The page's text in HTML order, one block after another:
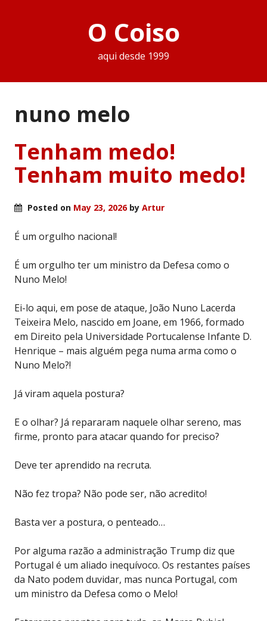
O Coiso
aqui desde 1999
nuno melo
Tenham medo!
Tenham muito medo!
Posted on May 23, 2026by Artur
É um orgulho nacional!
É um orgulho ter um ministro da Defesa como o
Nuno Melo!
Ei-lo aqui, em pose de ataque, João Nuno Lacerda
Teixeira Melo, nascido em Joane, em 1966, formado
em Direito pela Universidade Portucalense Infante D.
Henrique – mais alguém pega numa arma como o
Nuno Melo?!
Já viram aquela postura?
E o olhar? Já repararam naquele olhar sereno, mas
firme, pronto para atacar quando for preciso?
Deve ter aprendido na recruta.
Não fez tropa? Não pode ser, não acredito!
Basta ver a postura, o penteado…
Por alguma razão a administração Trump diz que
Portugal é um aliado inequívoco. Os restantes países
da Nato podem duvidar, mas nunca Portugal, com
um ministro da Defesa como o Melo!